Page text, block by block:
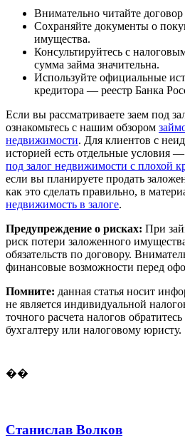
Внимательно читайте договор
Сохраняйте документы о
имущества.
Консультируйтесь с
сумма займа значительна.
Используйте официальные
кредитора — реестр Банка
Если вы рассматриваете заем под
ознакомьтесь с нашим обзором
недвижимости. Для клиентов с
историей есть отдельные условия —
под залог недвижимости с плохой
если вы планируете продать
как это сделать правильно, в
недвижимость в залоге.
Предупреждение о рисках: При
риск потери заложенного
обязательств по договору.
финансовые возможности перед
Помните: данная статья носит
не является индивидуальной
точного расчета налогов
бухгалтеру или налоговому юристу.
��
Станислав Волков